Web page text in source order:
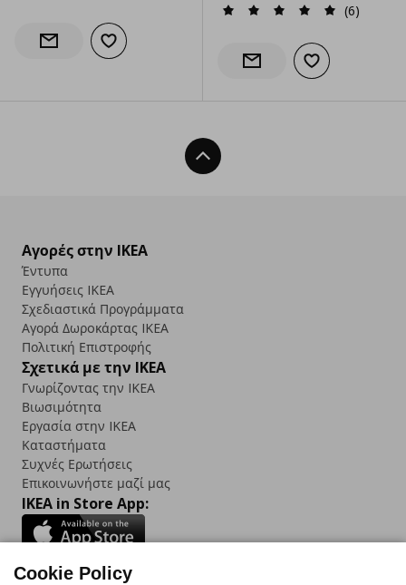
Ενημέρωση διαθεσιμότητας
Προσθήκη στα αγαπημένα
(6)
Ενημέρωση διαθεσιμότητας
Προσθήκη στα
Back To Top
Αγορές στην IKEA
Έντυπα
Εγγυήσεις IKEA
Σχεδιαστικά Προγράμματα
Αγορά Δωρoκάρτας IKEA
Πολιτική Επιστροφής
Σχετικά με την IKEA
Γνωρίζοντας την IKEA
Βιωσιμότητα
Εργασία στην IKEA
Καταστήματα
Συχνές Ερωτήσεις
Επικοινωνήστε μαζί μας
IKEA in Store App:
Cookie Policy